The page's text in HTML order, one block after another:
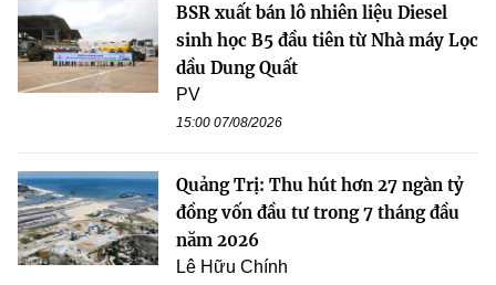
BSR xuất bán lô nhiên liệu Diesel
sinh học B5 đầu tiên từ Nhà máy Lọc
dầu Dung Quất
PV
15:00 07/08/2026
Quảng Trị: Thu hút hơn 27 ngàn tỷ
đồng vốn đầu tư trong 7 tháng đầu
năm 2026
Lê Hữu Chính